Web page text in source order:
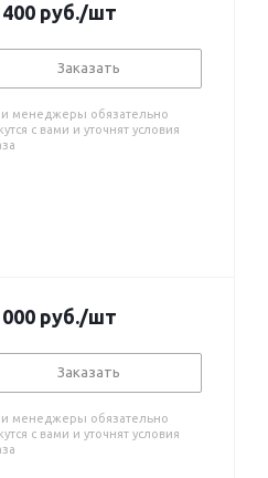
руб./шт
Заказать
менеджеры обязательно
с вами и уточнят условия
руб./шт
Заказать
менеджеры обязательно
с вами и уточнят условия